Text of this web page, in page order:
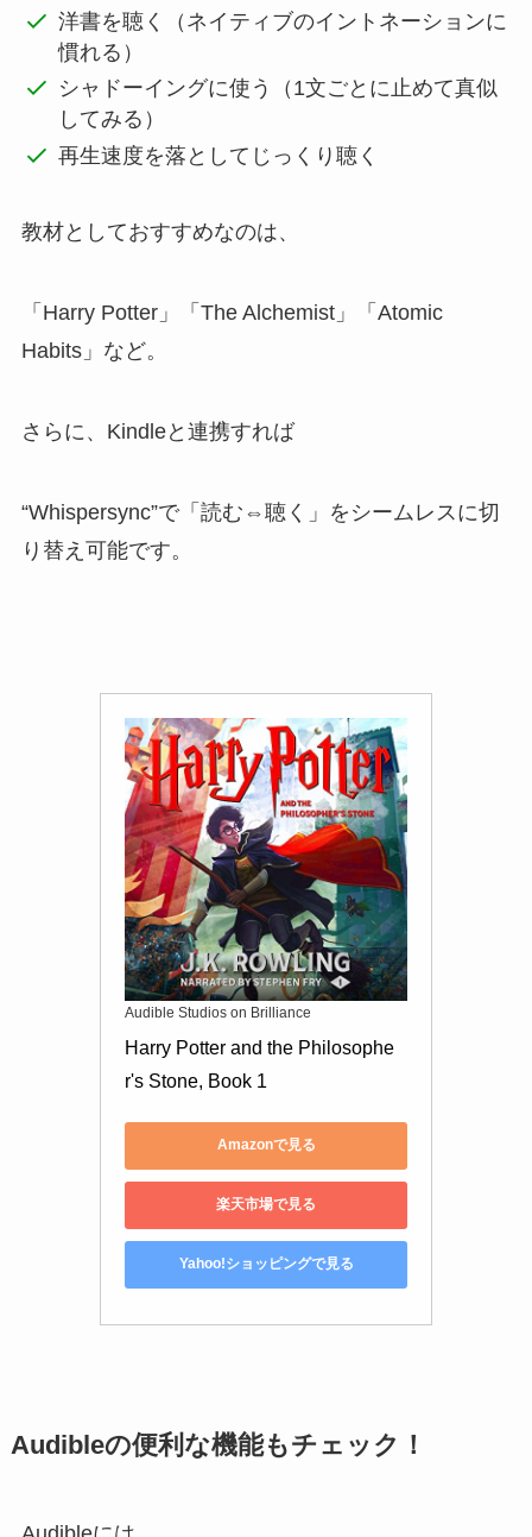
洋書を聴く（ネイティブのイントネーションに
慣れる）
シャドーイングに使う（1文ごとに止めて真似
してみる）
再生速度を落としてじっくり聴く
教材としておすすめなのは、
「Harry Potter」「The Alchemist」「Atomic
Habits」など。
さらに、Kindleと連携すれば
“Whispersync”で「読む⇔聴く」をシームレスに切
り替え可能です。
Audible Studios on Brilliance
Harry Potter and the Philosophe
r's Stone, Book 1
Amazonで見る
楽天市場で見る
Yahoo!ショッピングで見る
Audibleの便利な機能もチェック！